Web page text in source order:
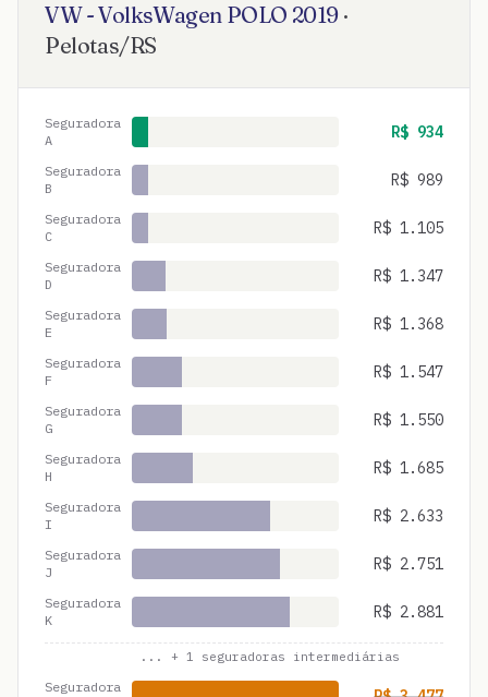
VW - VolksWagen POLO 2019 ·
Pelotas/RS
Seguradora
A
R$ 934
Seguradora
B
R$ 989
Seguradora
C
R$ 1.105
Seguradora
D
R$ 1.347
Seguradora
E
R$ 1.368
Seguradora
F
R$ 1.547
Seguradora
G
R$ 1.550
Seguradora
H
R$ 1.685
Seguradora
I
R$ 2.633
Seguradora
J
R$ 2.751
Seguradora
K
R$ 2.881
... + 1 seguradoras intermediárias
Seguradora